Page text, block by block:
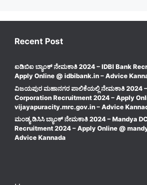
Recent Post
ಐಡಿಬಿಐ ಬ್ಯಾಂಕ್ ನೇಮಕಾತಿ 2024 – IDBI Bank
Apply Online @ idbibank.in – Advice
ವಿಜಯಪುರ ಮಹಾನಗರ ಪಾಲಿಕೆಯಲ್ಲಿ ನೇಮಕಾತಿ 2024
Corporation Recruitment 2024 – Apply
vijayapuracity.mrc.gov.in – Advice
ಮಂಡ್ಯ ಡಿಸಿಸಿ ಬ್ಯಾಂಕ್ ನೇಮಕಾತಿ 2024 – Mandya
Recruitment 2024 – Apply Online @
Advice Kannada